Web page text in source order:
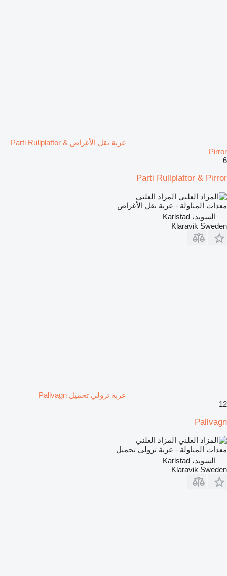
عربة نقل الأغراض Parti Rullplattor &
Pirror
6
Parti Rullplattor & Pirror
المزاد العلني
معدات المناولة - عربة نقل الأغراض
السويد، Karlstad
Klaravik Sweden
عربة ترولي تحميل Pallvagn
12
Pallvagn
المزاد العلني
معدات المناولة - عربة ترولي تحميل
السويد، Karlstad
Klaravik Sweden